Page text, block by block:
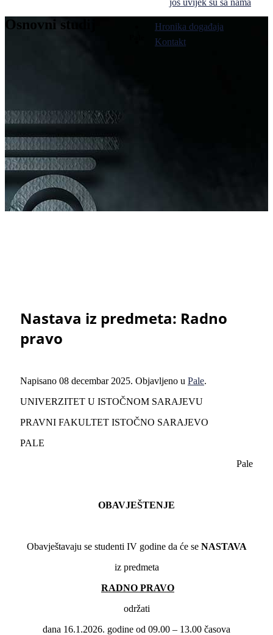
još uvijek su sa nama
Hronika događaja
Kontakt
Osnovni studij
Nastava iz predmeta: Radno
pravo
Napisano 08 decembar 2025. Objavljeno u Pale.
UNIVERZITET U ISTOČNOM SARAJEVU
PRAVNI FAKULTET ISTOČNO SARAJEVO
PALE
Pale
OBAVJEŠTENJE
Obavještavaju se studenti IV godine da će se NASTAVA
iz predmeta
RADNO PRAVO
održati
dana 16.1.2026. godine od 09.00 – 13.00 časova